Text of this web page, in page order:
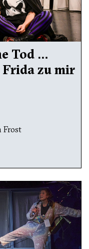
Tod …
zu mir
Frost